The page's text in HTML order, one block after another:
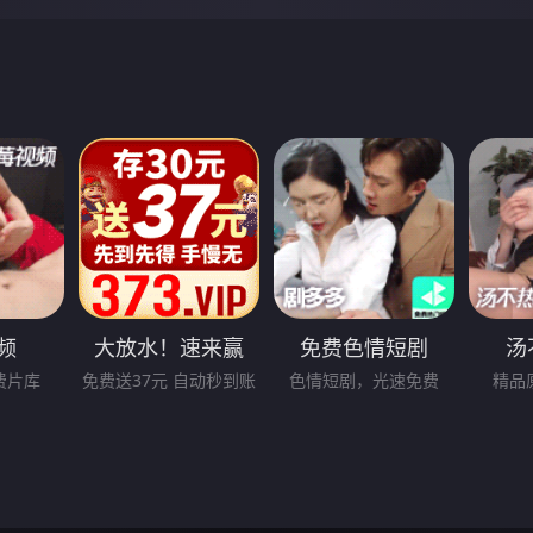
片库
大放水！速来赢
钱！
免费送37元 自动秒到账
免费色情短剧
色情短剧，光速免费 精品